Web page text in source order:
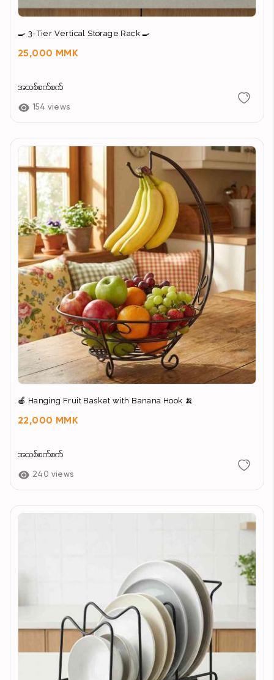
🍳 3-Tier Vertical Storage Rack 🍳
25,000 MMK
အသစ်စက်စက်
154 views
🍎 Hanging Fruit Basket with Banana Hook 🍌
22,000 MMK
အသစ်စက်စက်
240 views